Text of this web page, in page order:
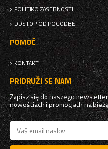
POLITIKO ZASEBNOSTI
ODSTOP OD POGODBE
POMOČ
KONTAKT
PRIDRUŽI SE NAM
Zapisz się do naszego
nowościach i promocjach na